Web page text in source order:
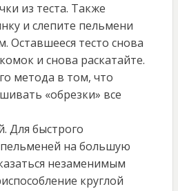
из теста. Также
и слепите пельмени
Оставшееся тесто снова
и снова раскатайте.
метода в том, что
«обрезки» все
Для быстрого
на большую
незаменимым
круглой